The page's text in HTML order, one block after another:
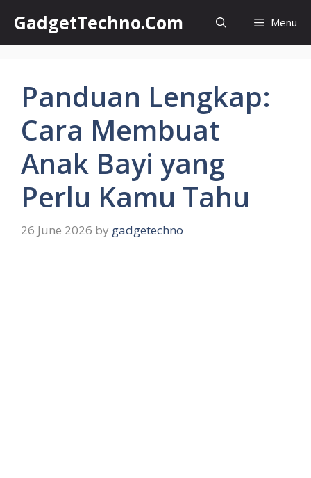
content
GadgetTechno.Com Menu
Panduan Lengkap:
Cara Membuat
Anak Bayi yang
Perlu Kamu Tahu
26 June 2026 by gadgetechno